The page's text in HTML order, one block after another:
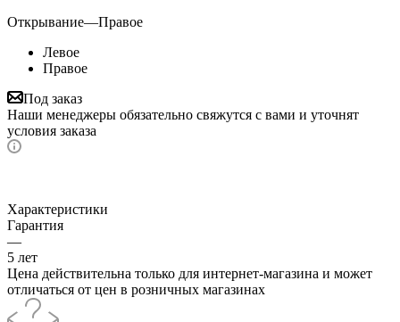
Открывание—Правое
Левое
Правое
Под заказ
Наши менеджеры обязательно свяжутся с вами и уточнят
условия заказа
Характеристики
Гарантия
—
5 лет
Цена действительна только для интернет-магазина и может
отличаться от цен в розничных магазинах